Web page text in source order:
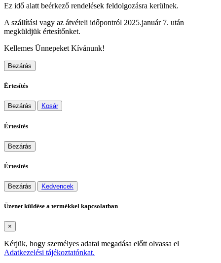
Ez idő alatt beérkező rendelések feldolgozásra kerülnek.
A szállítási vagy az átvételi időpontról 2025.január 7. után
megküldjük értesítőnket.
Kellemes Ünnepeket Kívánunk!
Bezárás
Értesítés
Bezárás Kosár
Értesítés
Bezárás
Értesítés
Bezárás Kedvencek
Üzenet küldése a termékkel kapcsolatban
×
Kérjük, hogy személyes adatai megadása előtt olvassa el
Adatkezelési tájékoztatónkat.